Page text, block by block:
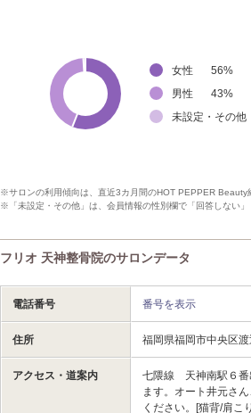
女性 56%
男性
43%
未設定・その他
※サロンの利用傾向は、直近3カ月間のHOT PEPPER Beauty
※「未設定・その他」は、会員情報の性別欄で「回答しない
フリオ 天神整骨院のサロンデータ
電話番号 番号を表示
住所 福岡県福岡市中央区
アクセス・道案内
七隈線 天神南駅６番
ます。オート井元さ
ください。[猫背/肩こ